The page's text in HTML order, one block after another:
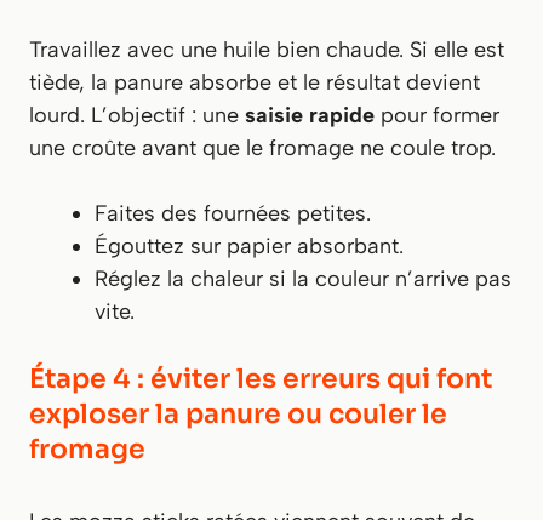
Travaillez avec une huile bien chaude. Si elle est
tiède, la panure absorbe et le résultat devient
lourd. L’objectif : une saisie rapide pour former
une croûte avant que le fromage ne coule trop.
Faites des fournées petites.
Égouttez sur papier absorbant.
Réglez la chaleur si la couleur n’arrive pas
vite.
Étape 4 : éviter les erreurs qui font
exploser la panure ou couler le
fromage